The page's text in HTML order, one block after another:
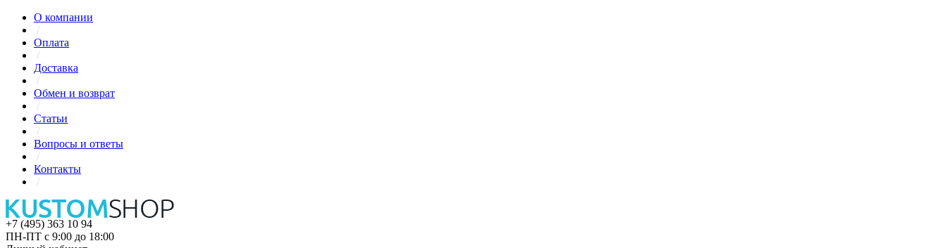
О компании
/
Оплата
/
Доставка
/
Обмен и возврат
/
Статьи
/
Вопросы и ответы
/
Контакты
/
+7 (495) 363 10 94
ПН-ПТ с 9:00 до 18:00